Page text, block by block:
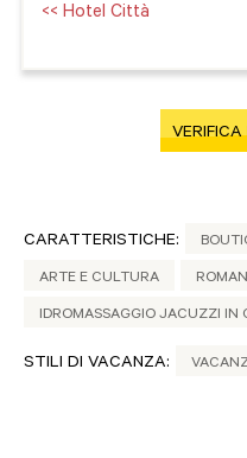
<< Hotel Città
CARATTERISTICHE:
ARTE E CULTURA
IDROMASSAGGIO JACUZZI IN
STILI DI VACANZA: